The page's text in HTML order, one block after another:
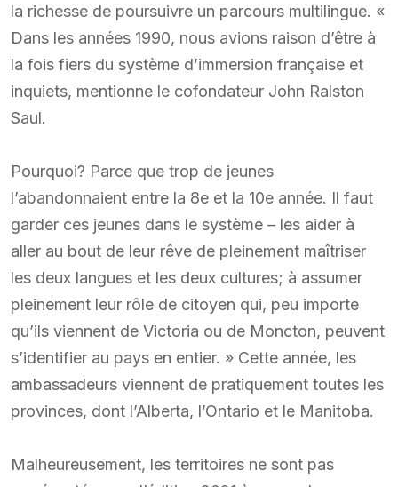
la richesse de poursuivre un parcours multilingue. «
Dans les années 1990, nous avions raison d’être à
la fois fiers du système d’immersion française et
inquiets, mentionne le cofondateur John Ralston
Saul.
Pourquoi? Parce que trop de jeunes
l’abandonnaient entre la 8e et la 10e année. Il faut
garder ces jeunes dans le système – les aider à
aller au bout de leur rêve de pleinement maîtriser
les deux langues et les deux cultures; à assumer
pleinement leur rôle de citoyen qui, peu importe
qu’ils viennent de Victoria ou de Moncton, peuvent
s’identifier au pays en entier. » Cette année, les
ambassadeurs viennent de pratiquement toutes les
provinces, dont l’Alberta, l’Ontario et le Manitoba.
Malheureusement, les territoires ne sont pas